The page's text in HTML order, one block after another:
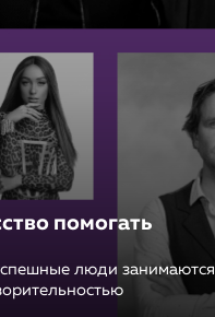
помогать
люди занимаются